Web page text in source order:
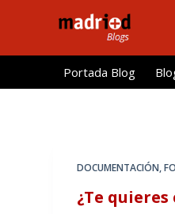
l
Portada Blog
DOCUMENTACIÓN,
¿Te